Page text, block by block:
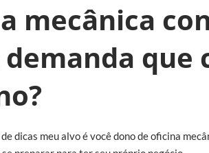
mecânica
que
dicas meu alvo é você dono de oficina